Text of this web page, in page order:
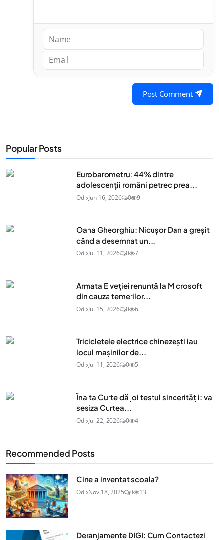
Post Comment
Popular Posts
Eurobarometru: 44% dintre
adolescenţii români petrec prea...
OdixJun 16, 2026 0 9
Oana Gheorghiu: Nicușor Dan a greșit
când a desemnat un...
OdixJul 11, 2026 0 7
Armata Elveției renunță la Microsoft
din cauza temerilor...
OdixJul 15, 2026 0 6
Tricicletele electrice chinezești iau
locul mașinilor de...
OdixJul 11, 2026 0 5
Înalta Curte dă joi testul sincerității: va
sesiza Curtea...
OdixJul 22, 2026 0 4
Recommended Posts
Cine a inventat scoala?
OdixNov 18, 2025 0 13
Deranjamente DIGI: Cum Contactezi